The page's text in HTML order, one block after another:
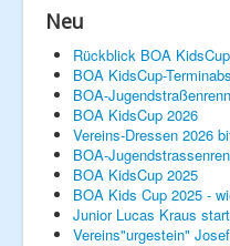
Home
Verein
Rennlizenzen
Next Generation
Neu
Rückblick BOA
BOA KidsCup-
BOA-
BOA KidsCup 2026
Vereins-Dressen 2026
BOA-
BOA KidsCup 2025
BOA Kids Cup 2025 -
Junior Lucas Kraus
Vereins"urgestein"